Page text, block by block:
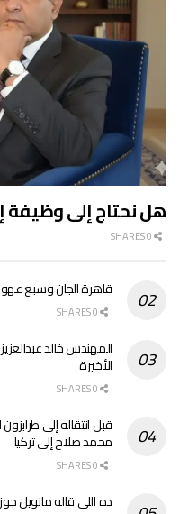
هل نحتاج إلى وظيفة
قاهرة الجان وسبع
المهندس خالد
الأخيرة
قبل انتقاله إلى
محمد صلاح إلى تركيا
ده اللى قاله مانويل